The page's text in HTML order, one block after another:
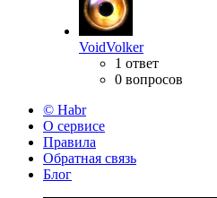
VoidVolker
1 ответ
0 вопросов
© Habr
О сервисе
Правила
Обратная связь
Блог